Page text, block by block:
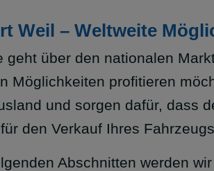
Weil – Weltweite
geht über den nationalen
Möglichkeiten profitieren
und sorgen dafür, dass
den Verkauf Ihres
Abschnitten werden